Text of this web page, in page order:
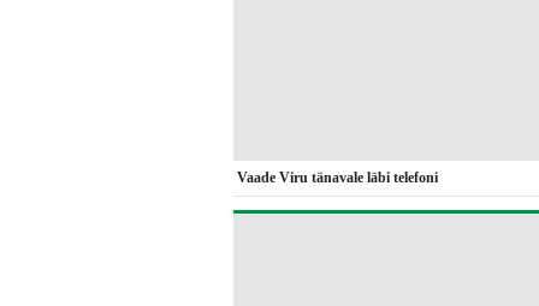
Vaade Viru tänavale läbi telefoni